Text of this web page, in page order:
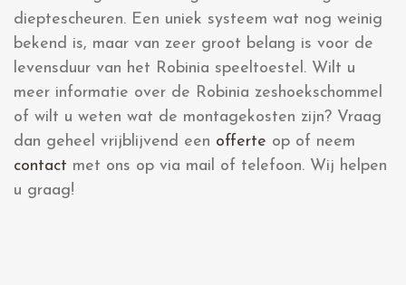
dieptescheuren. Een uniek systeem wat nog weinig
bekend is, maar van zeer groot belang is voor de
levensduur van het Robinia speeltoestel. Wilt u
meer informatie over de Robinia zeshoekschommel
of wilt u weten wat de montagekosten zijn? Vraag
dan geheel vrijblijvend een offerte op of neem
contact met ons op via mail of telefoon. Wij helpen
u graag!